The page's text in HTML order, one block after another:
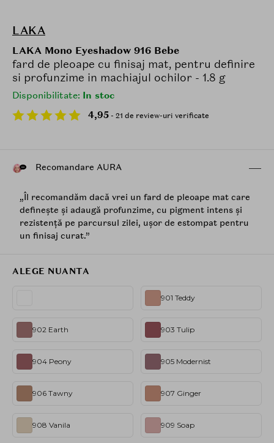
LAKA
LAKA Mono Eyeshadow 916 Bebe
fard de pleoape cu finisaj mat, pentru definire
si profunzime in machiajul ochilor - 1.8 g
Disponibilitate: In stoc
4,95 - 21 de review-uri verificate
Recomandare AURA
„Îl recomandăm dacă vrei un fard de pleoape mat care
definește și adaugă profunzime, cu pigment intens și
rezistență pe parcursul zilei, ușor de estompat pentru
un finisaj curat.”
ALEGE NUANTA
901 Teddy
902 Earth 903 Tulip
904 Peony 905 Modernist
906 Tawny 907 Ginger
908 Vanila 909 Soap